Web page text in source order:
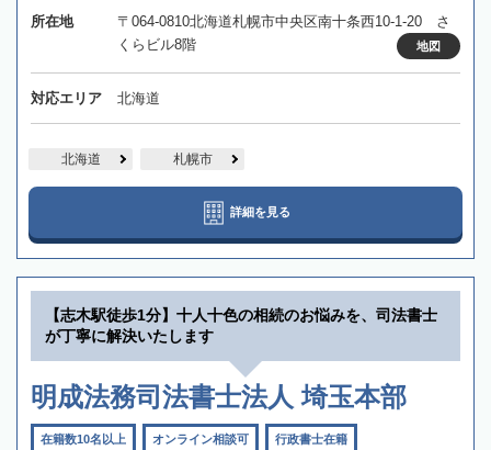
所在地
〒064-0810北海道札幌市中央区南十条西10-1-20 さ
くらビル8階
地図
対応エリア 北海道
北海道 札幌市
詳細を見る
【志木駅徒歩1分】十人十色の相続のお悩みを、司法書士
が丁寧に解決いたします
明成法務司法書士法人 埼玉本部
在籍数10名以上 オンライン相談可 行政書士在籍